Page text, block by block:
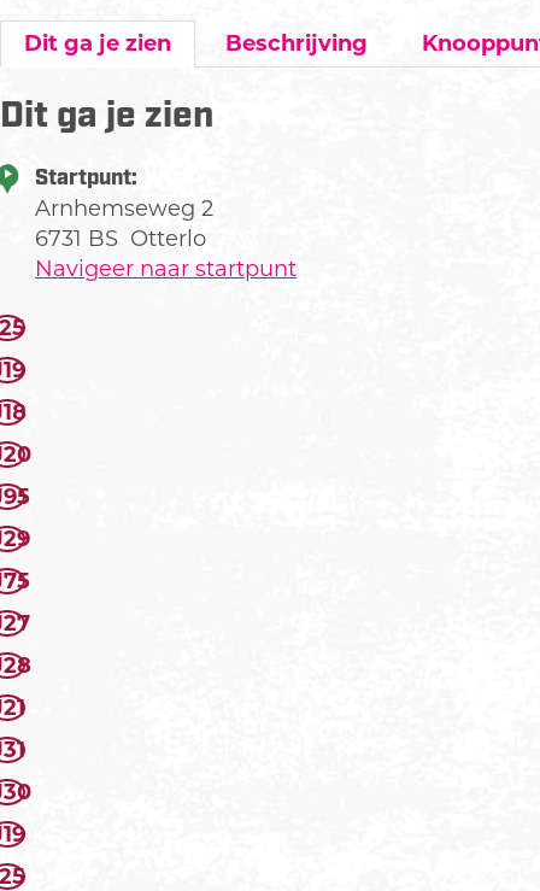
Dit ga je zien Beschrijving
Dit ga je zien
Startpunt:
Arnhemseweg 2
6731 BS Otterlo
Navigeer naar startpunt